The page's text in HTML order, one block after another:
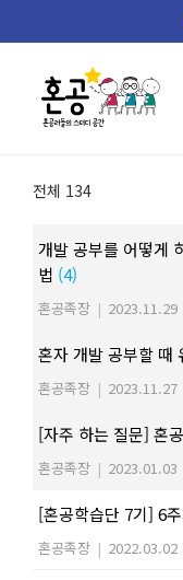
전체 134
개발 공부를 어떻게
법 (4)
혼공족장 | 2023.11.29
혼자 개발 공부할 때
혼공족장 | 2023.11.27
[자주 하는 질문] 혼
혼공족장 | 2023.01.03
[혼공학습단 7기] 6
혼공족장 | 2022.03.02